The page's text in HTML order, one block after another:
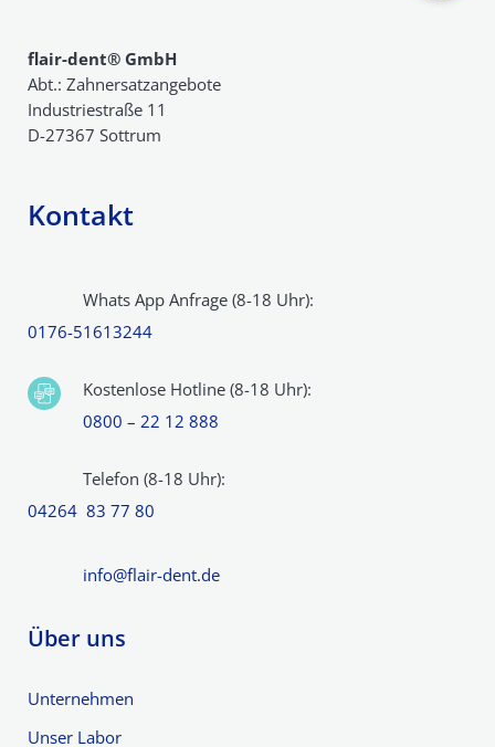
flair-dent® GmbH
Abt.: Zahnersatzangebote
Industriestraße 11
D-27367 Sottrum
Kontakt
Whats App Anfrage (8-18 Uhr):
0176-51613244
Kostenlose Hotline (8-18 Uhr):
0800 – 22 12 888
Telefon (8-18 Uhr):
04264 83 77 80
info@flair-dent.de
Über uns
Unternehmen
Unser Labor